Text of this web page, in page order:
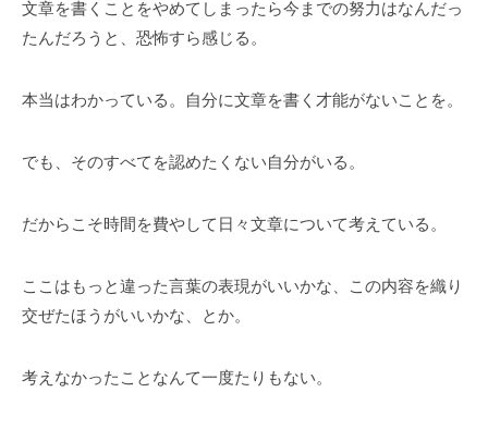
文章を書くことをやめてしまったら今までの努力はなんだっ
たんだろうと、恐怖すら感じる。
本当はわかっている。自分に文章を書く才能がないことを。
でも、そのすべてを認めたくない自分がいる。
だからこそ時間を費やして日々文章について考えている。
ここはもっと違った言葉の表現がいいかな、この内容を織り
交ぜたほうがいいかな、とか。
考えなかったことなんて一度たりもない。